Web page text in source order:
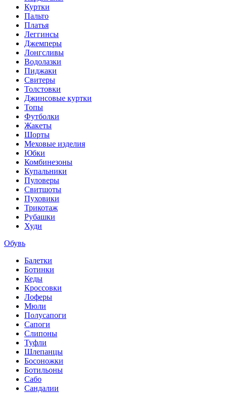
Куртки
Пальто
Платья
Леггинсы
Джемперы
Лонгсливы
Водолазки
Пиджаки
Свитеры
Толстовки
Джинсовые куртки
Топы
Футболки
Жакеты
Шорты
Меховые изделия
Юбки
Комбинезоны
Купальники
Пуловеры
Свитшоты
Пуховики
Трикотаж
Рубашки
Худи
Обувь
Балетки
Ботинки
Кеды
Кроссовки
Лоферы
Мюли
Полусапоги
Сапоги
Слипоны
Туфли
Шлепанцы
Босоножки
Ботильоны
Сабо
Сандалии